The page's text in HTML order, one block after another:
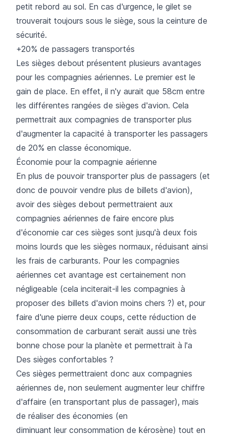
petit rebord au sol. En cas d'urgence, le gilet se
trouverait toujours sous le siège, sous la ceinture de
sécurité.
+20% de passagers transportés
Les sièges debout présentent plusieurs avantages
pour les compagnies aériennes. Le premier est le
gain de place. En effet, il n'y aurait que 58cm entre
les différentes rangées de sièges d'avion. Cela
permettrait aux compagnies de transporter plus
d'augmenter la capacité à transporter les passagers
de 20% en classe économique.
Économie pour la compagnie aérienne
En plus de pouvoir transporter plus de passagers (et
donc de pouvoir vendre plus de billets d'avion),
avoir des sièges debout permettraient aux
compagnies aériennes de faire encore plus
d'économie car ces sièges sont jusqu'à deux fois
moins lourds que les sièges normaux, réduisant ainsi
les frais de carburants. Pour les compagnies
aériennes cet avantage est certainement non
négligeable (cela inciterait-il les compagnies à
proposer des billets d'avion moins chers ?) et, pour
faire d'une pierre deux coups, cette réduction de
consommation de carburant serait aussi une très
bonne chose pour la planète et permettrait à l'a
Des sièges confortables ?
Ces sièges permettraient donc aux compagnies
aériennes de, non seulement augmenter leur chiffre
d'affaire (en transportant plus de passager), mais
de réaliser des économies (en
diminuant leur consommation de kérosène) tout en